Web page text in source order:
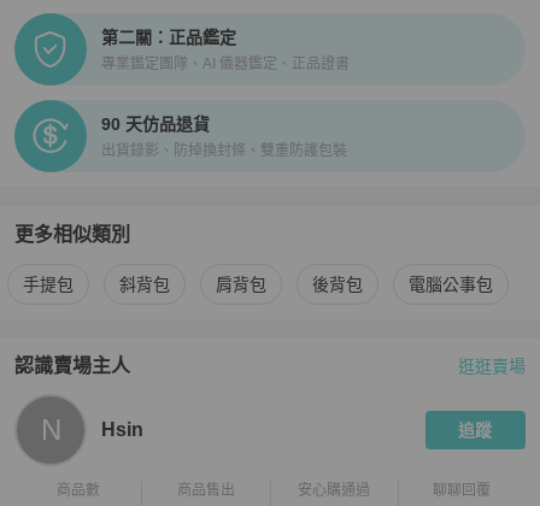
第二關：正品鑑定
專業鑑定團隊、AI 儀器鑑定、正品證書
90 天仿品退貨
出貨錄影、防掉換封條、雙重防護包裝
更多相似類別
更多Gucci 男包相似商品推薦
手提包 斜背包 肩背包 後背包 電腦公事包
認識賣場主人
PopChill 拍拍圈嚴選賣家
逛逛賣場
N Hsin 追蹤
商品數 商品售出 安心購通過 聊聊回覆